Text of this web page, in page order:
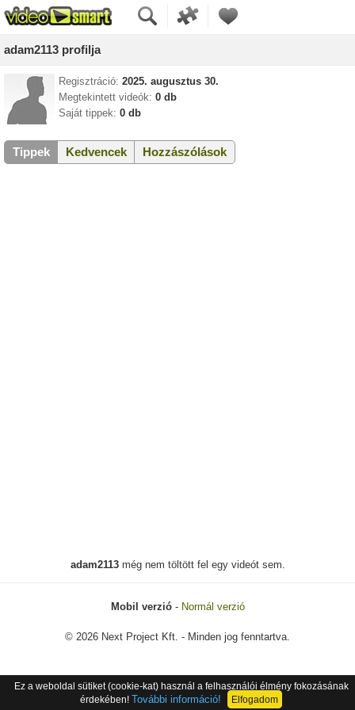
adam2113 profilja
Regisztráció: 2025. augusztus 30.
Megtekintett videók: 0 db
Saját tippek: 0 db
Tippek Kedvencek Hozzászólások
adam2113még nem töltött fel egy videót sem.
Mobil verzió- Normál verzió
© 2026 Next Project Kft. - Minden jog fenntartva.
Ez a weboldal sütiket (cookie-kat) használ a felhasználói élmény fokozásának
érdekében! További információ! Elfogadom